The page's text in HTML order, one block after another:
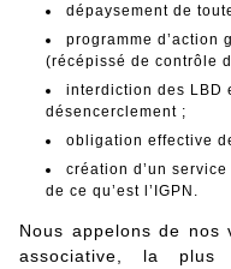
dépaysement de
programme d’action
(récépissé de contrôle
interdiction des LBD
désencerclement ;
obligation effective
création d’un
de ce qu’est l’IGPN.
Nous appelons de nos
associative, la